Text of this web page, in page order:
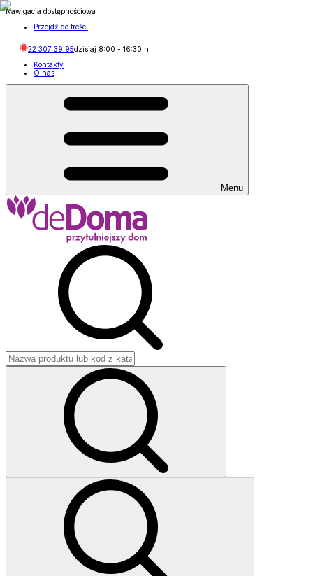
Nawigacja dostępnościowa
Przejdź do treści
22 307 39 95dzisiaj 8:00 - 16:30 h
Kontakty
O nas
Menu